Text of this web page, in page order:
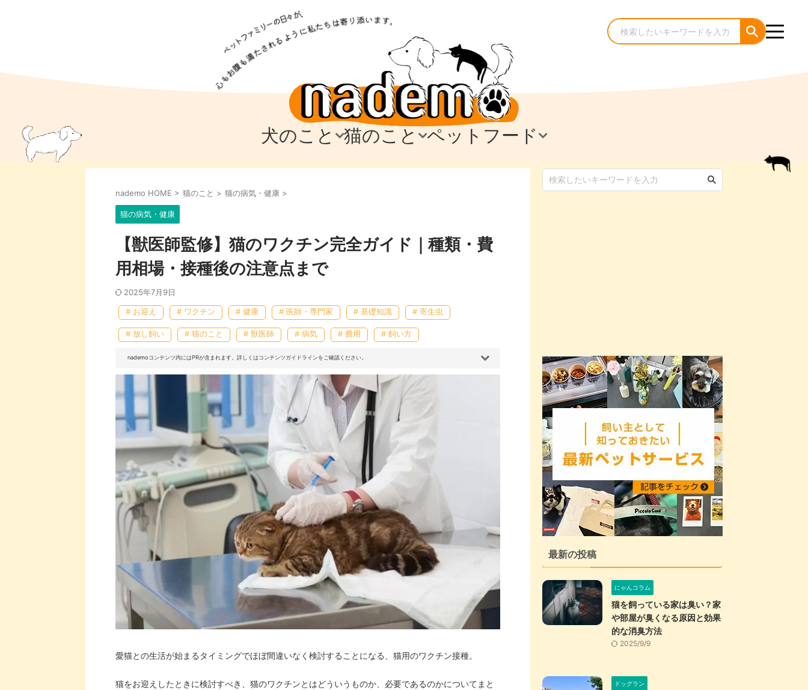
犬のこと
犬のこと
犬のケア・お手入れ
犬のしつけ
犬のアイテム
猫のこと
猫のこと
猫のケア・お手入れ
猫のしつけ
猫のアイテム
ペットフード
ペットフード
nademo HOME > 猫のこと > 猫の病気・健康 >
猫の病気・健康
【獣医師監修】猫のワクチン完全ガイド｜種類・費
用相場・接種後の注意点まで
2025年7月9日
# お迎え # ワクチン # 健康 # 医師・専門家 # 基礎知識 # 寄生虫
# 放し飼い # 猫のこと # 獣医師 # 病気 # 費用 # 飼い方
nademoコンテンツ内にはPRが含まれます。詳しくはコンテンツガイドラインをご確認ください。
愛猫との生活が始まるタイミングでほぼ間違いなく検討することになる、猫用のワクチン接種。
猫をお迎えしたときに検討すべき、猫のワクチンとはどういうものか、必要であるのかについてまと
最新の投稿
にゃんコラム
猫を飼っている家は臭い？家
や部屋が臭くなる原因と効果
的な消臭方法
2025/9/9
ドッグラン